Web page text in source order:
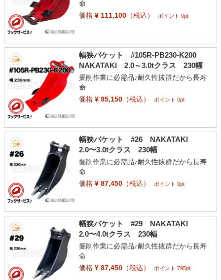
命
価格¥ 111,100（税込） ポイント 0pt
幅狭バケット #105R-PB230-K200
NAKATAKI 2.0～3.0tクラス 230幅
掘削作業に必需品♪耐久性抜群だから長寿
命
価格¥ 95,150（税込） ポイント 0pt
幅狭バケット #26 NAKATAKI
2.0〜3.0tクラス 230幅
掘削作業に必需品♪耐久性抜群だから長寿
命
価格¥ 87,450（税込） ポイント 0pt
幅狭バケット #29 NAKATAKI
2.0〜4.0tクラス 230幅
掘削作業に必需品♪耐久性抜群だから長寿
命
価格¥ 87,450（税込） ポイント 795pt